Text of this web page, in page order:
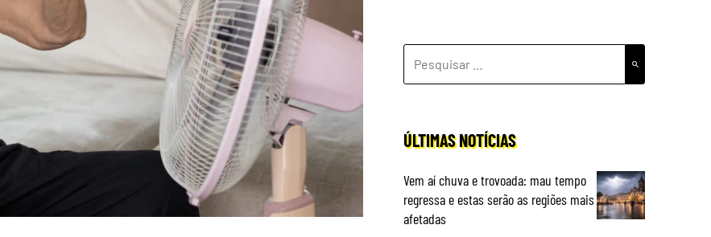
POR:
ÚLTIMAS NOTÍCIAS
Vem aí chuva e trovoada: mau tempo
regressa e estas serão as regiões mais
afetadas